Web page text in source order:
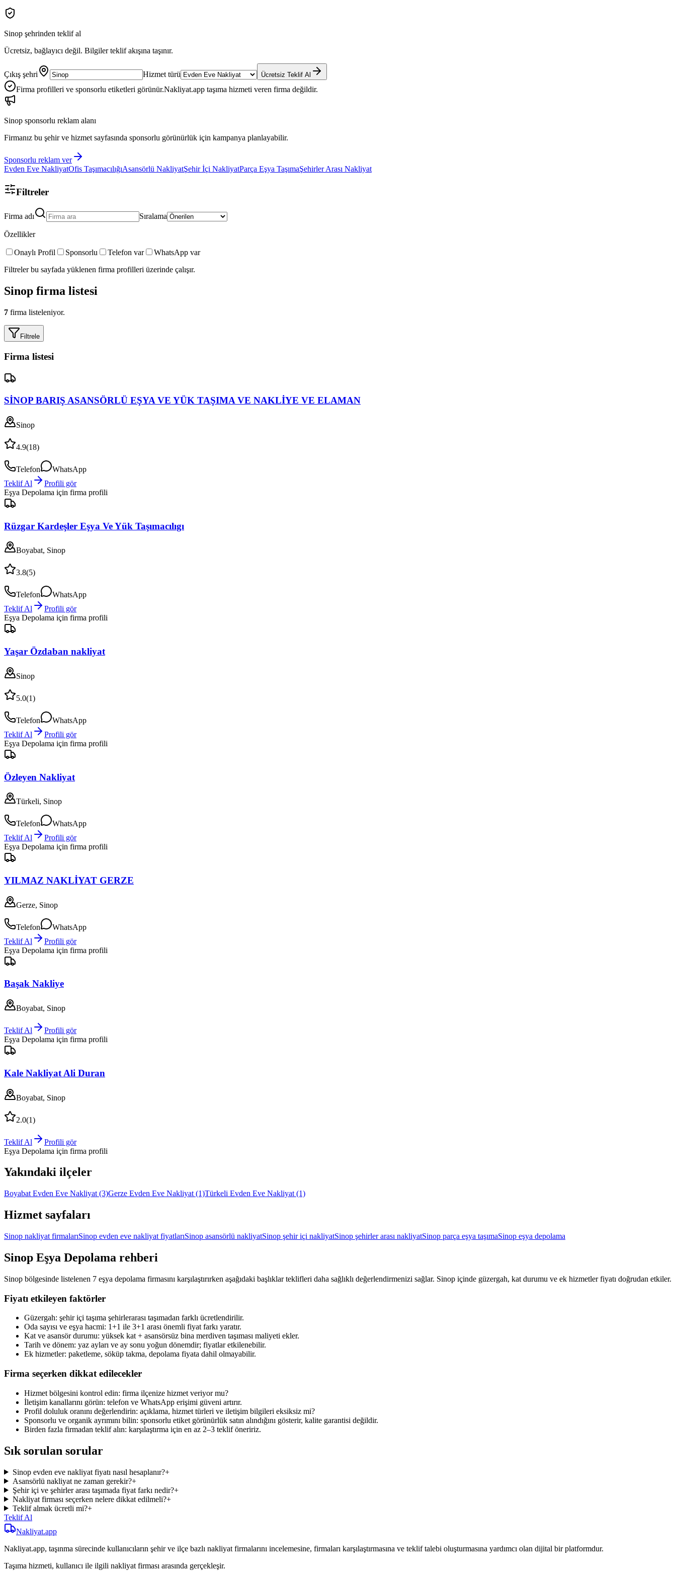
Sinop şehrinden teklif al
Ücretsiz, bağlayıcı değil. Bilgiler teklif akışına taşınır.
Çıkış şehri Hizmet türü Ücretsiz Teklif Al
Firma profilleri ve sponsorlu etiketleri görünür.Nakliyat.app taşıma hizmeti veren firma değildir.
Sinop sponsorlu reklam alanı
Firmanız bu şehir ve hizmet sayfasında sponsorlu görünürlük için kampanya planlayabilir.
Sponsorlu reklam ver
Evden Eve NakliyatOfis TaşımacılığıAsansörlü NakliyatŞehir İçi NakliyatParça Eşya TaşımaŞehirler Arası Nakliyat
Filtreler
Firma adı Sıralama
Özellikler
Onaylı Profil Sponsorlu Telefon var
WhatsApp var
Filtreler bu sayfada yüklenen firma profilleri üzerinde çalışır.
Sinop firma listesi
7 firma listeleniyor.
Filtrele
Firma listesi
SİNOP BARIŞ ASANSÖRLÜ EŞYA VE YÜK TAŞIMA VE NAKLİYE VE ELAMAN
Sinop
4.9(18)
Telefon
WhatsApp
Teklif Al
Profili gör
Eşya Depolama için firma profili
Rüzgar Kardeşler Eşya Ve Yük Taşımacılıgı
Boyabat, Sinop
3.8(5)
Telefon
WhatsApp
Teklif Al
Profili gör
Eşya Depolama için firma profili
Yaşar Özdaban nakliyat
Sinop
5.0(1)
Telefon
WhatsApp
Teklif Al
Profili gör
Eşya Depolama için firma profili
Özleyen Nakliyat
Türkeli, Sinop
Telefon
WhatsApp
Teklif Al
Profili gör
Eşya Depolama için firma profili
YILMAZ NAKLİYAT GERZE
Gerze, Sinop
Telefon
WhatsApp
Teklif Al
Profili gör
Eşya Depolama için firma profili
Başak Nakliye
Boyabat, Sinop
Teklif Al
Profili gör
Eşya Depolama için firma profili
Kale Nakliyat Ali Duran
Boyabat, Sinop
2.0(1)
Teklif Al
Profili gör
Eşya Depolama için firma profili
Yakındaki ilçeler
Boyabat Evden Eve Nakliyat (3)Gerze Evden Eve Nakliyat (1)Türkeli Evden Eve Nakliyat (1)
Hizmet sayfaları
Sinop nakliyat firmalarıSinop evden eve nakliyat fiyatlarıSinop asansörlü nakliyatSinop şehir içi nakliyatSinop şehirler arası nakliyatSinop parça eşya taşımaSinop eşya depolama
Sinop Eşya Depolama rehberi
Sinop bölgesinde listelenen 7 eşya depolama firmasını karşılaştırırken aşağıdaki başlıklar teklifleri daha sağlıklı değerlendirmenizi sağlar. Sinop içinde güzergah, kat durumu ve ek hizmetler fiyatı doğrudan etkiler.
Fiyatı etkileyen faktörler
Güzergah: şehir içi taşıma şehirlerarası taşımadan farklı ücretlendirilir.
Oda sayısı ve eşya hacmi: 1+1 ile 3+1 arası önemli fiyat farkı yaratır.
Kat ve asansör durumu: yüksek kat + asansörsüz bina merdiven taşıması maliyeti ekler.
Tarih ve dönem: yaz ayları ve ay sonu yoğun dönemdir; fiyatlar etkilenebilir.
Ek hizmetler: paketleme, söküp takma, depolama fiyata dahil olmayabilir.
Firma seçerken dikkat edilecekler
Hizmet bölgesini kontrol edin: firma ilçenize hizmet veriyor mu?
İletişim kanallarını görün: telefon ve WhatsApp erişimi güveni artırır.
Profil doluluk oranını değerlendirin: açıklama, hizmet türleri ve iletişim bilgileri eksiksiz mi?
Sponsorlu ve organik ayrımını bilin: sponsorlu etiket görünürlük satın alındığını gösterir, kalite garantisi değildir.
Birden fazla firmadan teklif alın: karşılaştırma için en az 2–3 teklif öneririz.
Sık sorulan sorular
Sinop evden eve nakliyat fiyatı nasıl hesaplanır?+
Asansörlü nakliyat ne zaman gerekir?+
Şehir içi ve şehirler arası taşımada fiyat farkı nedir?+
Nakliyat firması seçerken nelere dikkat edilmeli?+
Teklif almak ücretli mi?+
Teklif Al
Nakliyat.app
Nakliyat.app, taşınma sürecinde kullanıcıların şehir ve ilçe bazlı nakliyat firmalarını incelemesine, firmaları karşılaştırmasına ve teklif talebi oluşturmasına yardımcı olan dijital bir platformdur.
Taşıma hizmeti, kullanıcı ile ilgili nakliyat firması arasında gerçekleşir.